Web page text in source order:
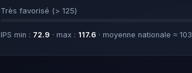
Très favorisé (> 125)
IPS min : 72.9 · max : 117.6 · moyenne nationale ≈ 103